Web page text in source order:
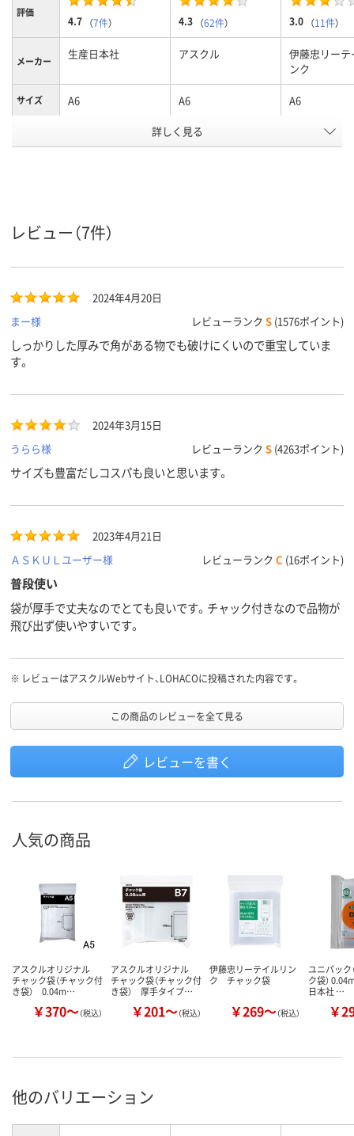
評価
4.7 （7件） 4.3 （62件） 3.0 （11件）
メーカー 生産日本社 アスクル
伊藤忠リーテ
ンク
サイズ A6 A6 A6
寸法（縦）
A6（120×170mm）
カラーグ
クリア(透明)系
袋の種類
し）
材質
LDPE（ツルツルタイ
プ）
LDPE（ツルツルタイ
プ）
LDPE（ツル
プ）
アスクル
スコア
25 25
詳しく見る
レビュー（7件）
2024年4月20日
まー様
レビューランク S (1576ポイント)
しっかりした厚みで角がある物でも破けにくいので重宝していま
す。
2024年3月15日
うらら様
レビューランク S (4263ポイント)
サイズも豊富だしコスパも良いと思います。
2023年4月21日
ＡＳＫＵＬユーザー様
レビューランク C (16ポイント)
普段使い
袋が厚手で丈夫なのでとても良いです。チャック付きなので品物が
飛び出ず使いやすいです。
※ レビューはアスクルWebサイト、LOHACOに投稿された内容です。
この商品のレビューを全て見る
レビューを書く
人気の商品
アスクルオリジナル
チャック袋（チャック付
き袋） 0.04m…
￥370～（税込）
アスクルオリジナル
チャック袋（チャック付
き袋） 厚手タイプ…
￥201～（税込）
伊藤忠リーテイルリン
ク チャック袋
￥269～（税込）
ユニパック
ク袋）
日本社 …
￥
他のバリエーション